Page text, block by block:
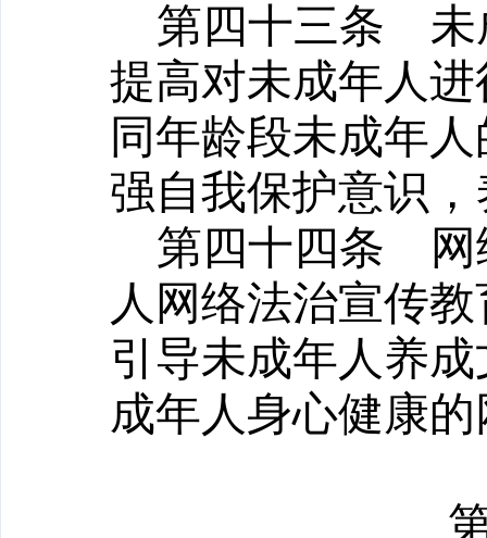
第四十三条 未
提高对未成年人
同年龄段未成年
强自我保护意识
第四十四条 网
人网络法治宣传
引导未成年人养
成年人身心健康